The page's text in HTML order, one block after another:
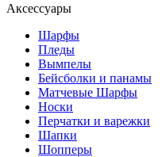
Аксессуары
Шарфы
Пледы
Вымпелы
Бейсболки и панамы
Матчевые Шарфы
Носки
Перчатки и варежки
Шапки
Шопперы